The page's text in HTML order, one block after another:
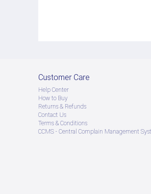
Customer Care
Help Center
How to Buy
Returns & Refunds
Contact Us
Terms & Conditions
CCMS - Central Complain Management